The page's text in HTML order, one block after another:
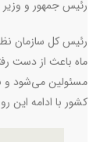
رئیس جمهور و وزیر
ماه باعث از دست
مسئولین می‌شود و
کشور با ادامه این